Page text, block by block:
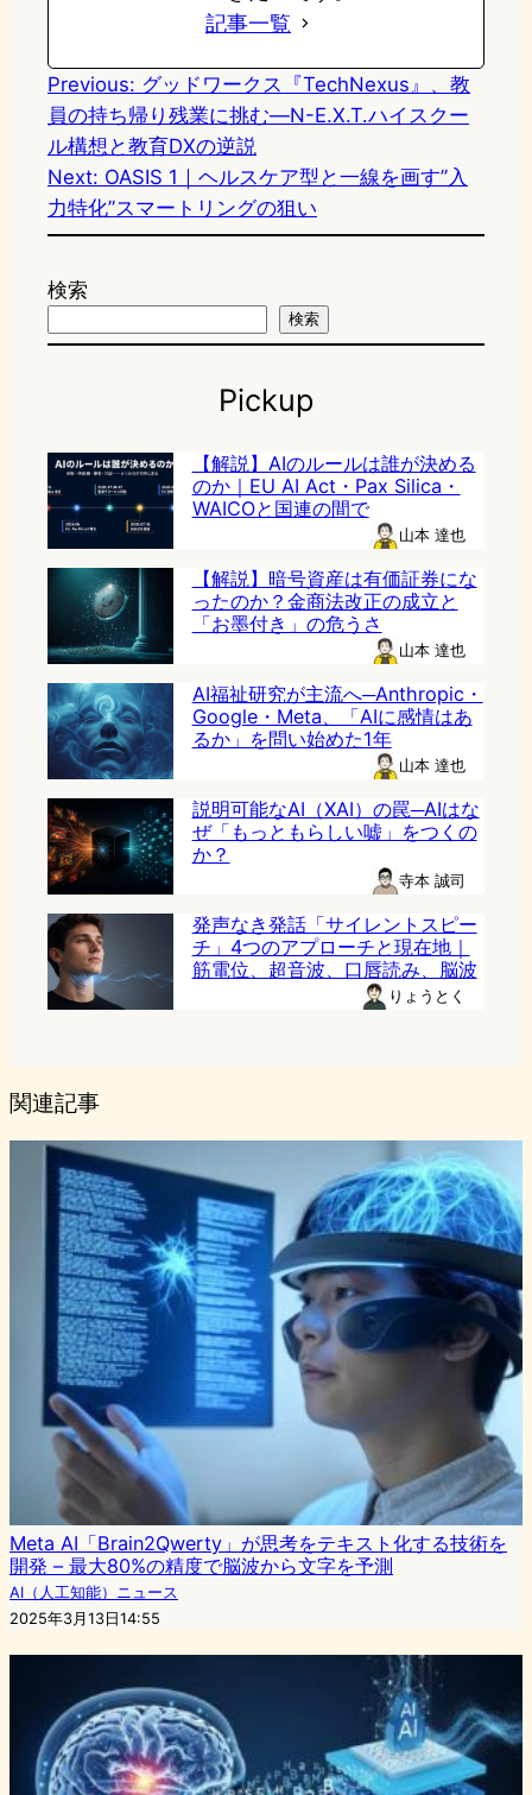
記事一覧
Previous: グッドワークス『TechNexus』、教
員の持ち帰り残業に挑む—N-E.X.T.ハイスクー
ル構想と教育DXの逆説
Next: OASIS 1｜ヘルスケア型と一線を画す”入
力特化”スマートリングの狙い
検索
検索
Pickup
【解説】AIのルールは誰が決める
のか｜EU AI Act・Pax Silica・
WAICOと国連の間で
山本 達也
【解説】暗号資産は有価証券にな
ったのか？金商法改正の成立と
「お墨付き」の危うさ
山本 達也
AI福祉研究が主流へ─Anthropic・
Google・Meta、「AIに感情はあ
るか」を問い始めた1年
山本 達也
説明可能なAI（XAI）の罠─AIはな
ぜ「もっともらしい嘘」をつくの
か？
寺本 誠司
発声なき発話「サイレントスピー
チ」4つのアプローチと現在地｜
筋電位、超音波、口唇読み、脳波
りょうとく
関連記事
Meta AI「Brain2Qwerty」が思考をテキスト化する技術を
開発 – 最大80%の精度で脳波から文字を予測
AI（人工知能）ニュース
2025年3月13日14:55